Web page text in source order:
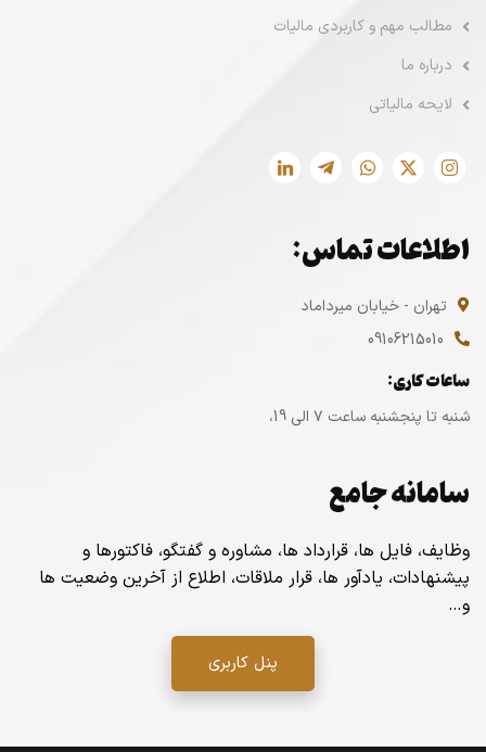
مطالب مهم و کاربردی مالیات
درباره ما
لایحه مالیاتی
اطلاعات تماس:
تهران - خیابان میرداماد
09106215010
ساعات کاری:
شنبه تا پنجشنبه ساعت ۷ الی 19،
سامانه جامع
وظایف، فایل ها، قرارداد ها، مشاوره و گفتگو، فاکتورها و
پیشنهادات، یادآور ها، قرار ملاقات، اطلاع از آخرین وضعیت ها
و…
پنل کاربری